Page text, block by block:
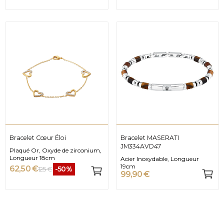
Bracelet Cœur Éloi
Plaqué Or, Oxyde de zirconium,
Longueur 18cm
62,50 €125 € -50%
Bracelet MASERATI
JM334AVD47
Acier Inoxydable, Longueur
19cm
99,90 €